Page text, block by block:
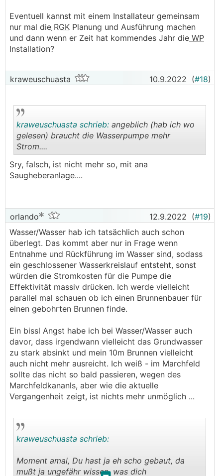
Eventuell kannst mit einem Installateur gemeinsam
nur mal die RGK Planung und Ausführung machen
und dann wenn er Zeit hat kommendes Jahr die WP
Installation?
kraweuschuasta 10.9.2022 (#18)
..
kraweuschuasta schrieb: angeblich (hab ich wo
gelesen) braucht die Wasserpumpe mehr
Strom....
Sry, falsch, ist nicht mehr so, mit ana
Saugheberanlage....
orlando 12.9.2022 (#19)
Wasser/Wasser hab ich tatsächlich auch schon
überlegt. Das kommt aber nur in Frage wenn
Entnahme und Rückführung im Wasser sind, sodass
ein geschlossener Wasserkreislauf entsteht, sonst
würden die Stromkosten für die Pumpe die
Effektivität massiv drücken. Ich werde vielleicht
parallel mal schauen ob ich einen Brunnenbauer für
einen gebohrten Brunnen finde.
Ein bissl Angst habe ich bei Wasser/Wasser auch
davor, dass irgendwann vielleicht das Grundwasser
zu stark absinkt und mein 10m Brunnen vielleicht
auch nicht mehr ausreicht. Ich weiß - im Marchfeld
sollte das nicht so bald passieren, wegen des
Marchfeldkananls, aber wie die aktuelle
Vergangenheit zeigt, ist nichts mehr unmöglich ...
kraweuschuasta schrieb:
Moment amal, Du hast ja eh scho gebaut, da
mußt ja ungefähr wissen, was dich